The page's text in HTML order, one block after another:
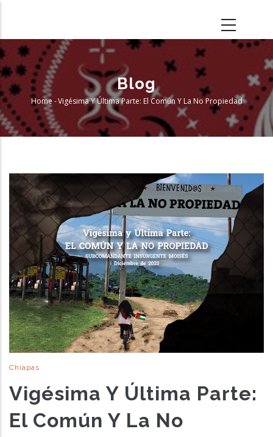
main
content
Blog
Breadcrumb
Home -Vigésima Y Última Parte: El Común Y La No Propiedad
Chiapas
Vigésima Y Última Parte:
El Común Y La No